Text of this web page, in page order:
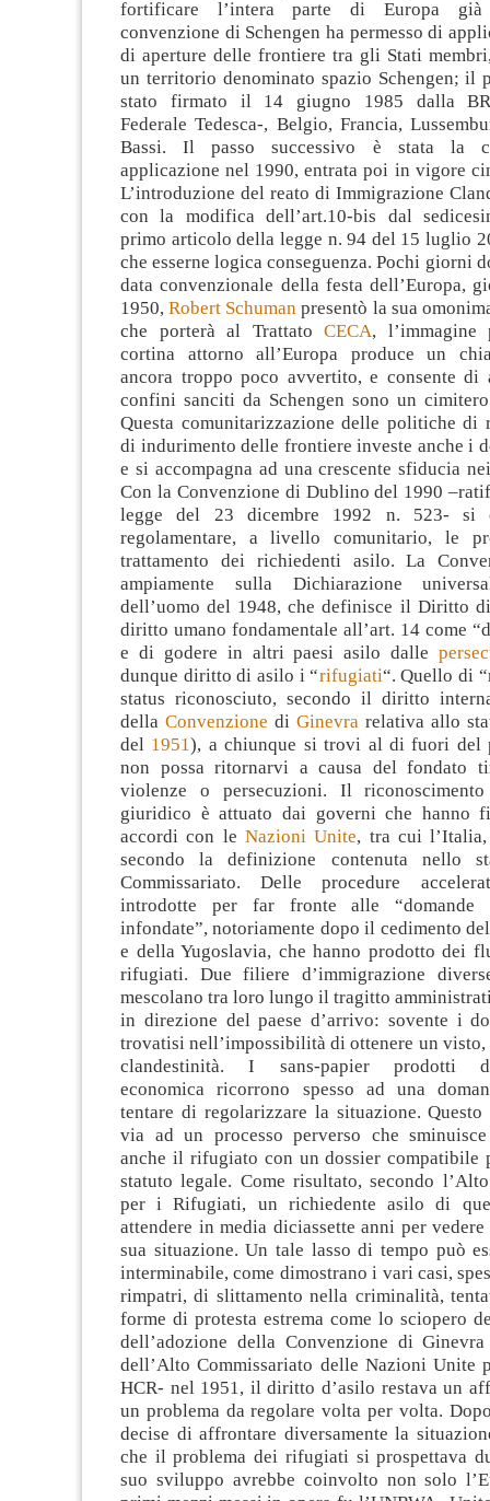
fortificare l’intera parte di Europa già
convenzione di Schengen ha permesso di
di aperture delle frontiere tra gli Stati
un territorio denominato spazio Schengen; il
stato firmato il 14 giugno 1985 dalla
Federale Tedesca-, Belgio, Francia,
Bassi. Il passo successivo è stata la
applicazione nel 1990, entrata poi in vigore
L’introduzione del reato di Immigrazione
con la modifica dell’art.10-bis dal
primo articolo della legge n. 94 del 15 luglio
che esserne logica conseguenza. Pochi giorni
data convenzionale della festa dell’Europa,
1950,Robert Schuman presentò la sua
che porterà al TrattatoCECA, l’immagine
cortina attorno all’Europa produce un
ancora troppo poco avvertito, e consente di
confini sanciti da Schengen sono un
Questa comunitarizzazione delle politiche di
di indurimento delle frontiere investe anche i
e si accompagna ad una crescente sfiducia
Con la Convenzione di Dublino del 1990
legge del 23 dicembre 1992 n. 523- si
regolamentare, a livello comunitario, le
trattamento dei richiedenti asilo. La
ampiamente sulla Dichiarazione
dell’uomo del 1948, che definisce il Diritto
diritto umano fondamentale all’art. 14 come
e di godere in altri paesi asilo dalle
dunque diritto di asilo i “rifugiati“. Quello di
status riconosciuto, secondo il diritto
della Convenzione di Ginevra relativa allo
del 1951), a chiunque si trovi al di fuori del
non possa ritornarvi a causa del fondato
violenze o persecuzioni. Il
giuridico è attuato dai governi che hanno
accordi con le Nazioni Unite, tra cui
secondo la definizione contenuta nello
Commissariato. Delle procedure
introdotte per far fronte alle “domande
infondate”, notoriamente dopo il cedimento
e della Yugoslavia, che hanno prodotto dei
rifugiati. Due filiere d’immigrazione
mescolano tra loro lungo il tragitto
in direzione del paese d’arrivo: sovente i
trovatisi nell’impossibilità di ottenere un
clandestinità. I sans-papier prodotti
economica ricorrono spesso ad una
tentare di regolarizzare la situazione.
via ad un processo perverso che
anche il rifugiato con un dossier compatibile
statuto legale. Come risultato, secondo
per i Rifugiati, un richiedente asilo di
attendere in media diciassette anni per
sua situazione. Un tale lasso di tempo può
interminabile, come dimostrano i vari casi,
rimpatri, di slittamento nella criminalità,
forme di protesta estrema come lo sciopero
dell’adozione della Convenzione di
dell’Alto Commissariato delle Nazioni Unite
HCR- nel 1951, il diritto d’asilo restava un
un problema da regolare volta per volta.
decise di affrontare diversamente la
che il problema dei rifugiati si prospettava
suo sviluppo avrebbe coinvolto non solo